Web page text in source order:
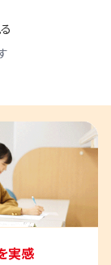
実感